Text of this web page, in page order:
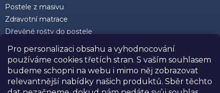
Pro personalizaci obsahu a vyhodnocování
používáme cookies třetích stran. S vaším souhlasem
budeme schopni na webu i mimo něj zobrazovat
relevantnější nabídky našich produktů. Sběr těchto
Postele z masivu
Zdravotní matrace
Dřevěné rošty do postele
Postele 200 x 200 cm
Matrace 90 x 200 cm
Rozkládací postele
Kvalitní polštáře